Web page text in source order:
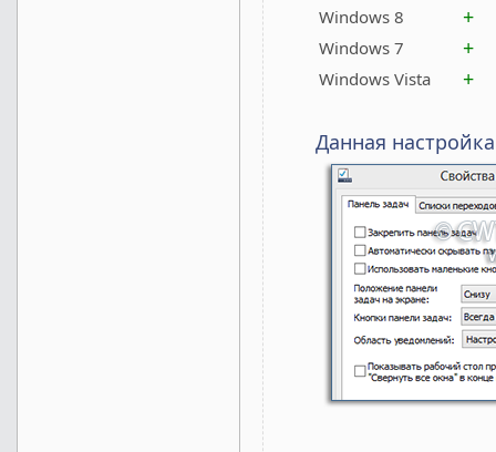
Windows 8 +
Windows 7 +
Windows Vista +
Данная